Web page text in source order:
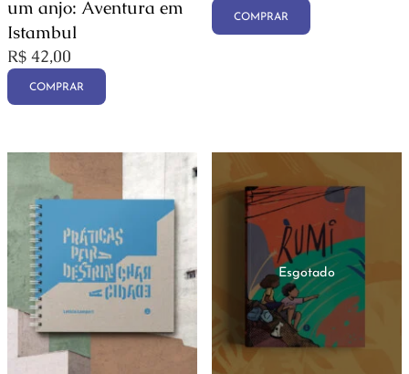
um anjo: Aventura em
Istambul
R$ 42,00
COMPRAR
COMPRAR